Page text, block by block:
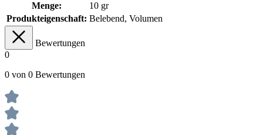
Menge:
10 gr
Produkteigenschaft: Belebend, Volumen
Bewertungen
0
0 von 0 Bewertungen